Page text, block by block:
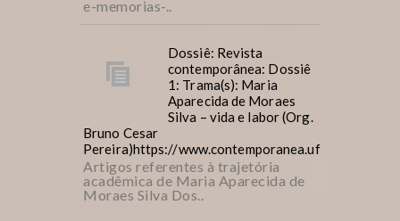
e-memorias-..
Dossiê: Revista
contemporânea: Dossiê
1: Trama(s): Maria
Aparecida de Moraes
Silva – vida e labor (Org.
Bruno Cesar
Pereira)https://www.contemporanea.ufscar.br/
Artigos referentes à trajetória
acadêmica de Maria Aparecida de
Moraes Silva Dos..